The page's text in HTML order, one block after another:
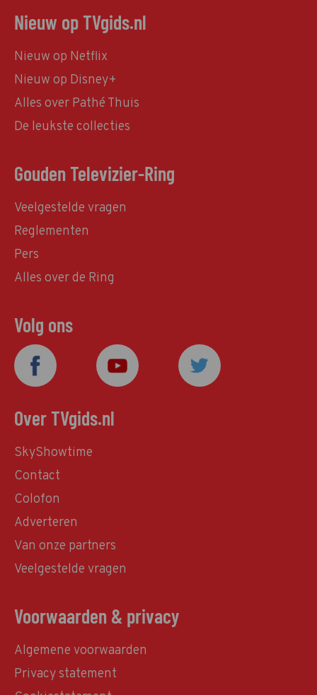
Nieuw op TVgids.nl
Nieuw op Netflix
Nieuw op Disney+
Alles over Pathé Thuis
De leukste collecties
Gouden Televizier-Ring
Veelgestelde vragen
Reglementen
Pers
Alles over de Ring
Volg ons
Over TVgids.nl
SkyShowtime
Contact
Colofon
Adverteren
Van onze partners
Veelgestelde vragen
Voorwaarden & privacy
Algemene voorwaarden
Privacy statement